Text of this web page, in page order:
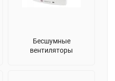
Бесшумные
вентиляторы